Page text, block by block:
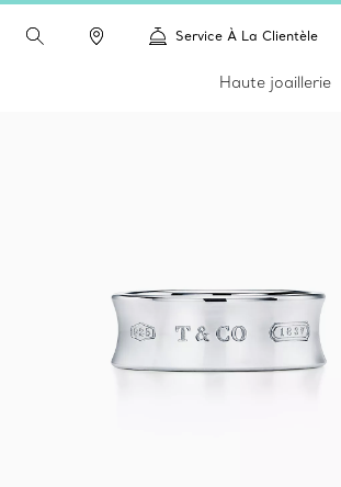
Service À La Clientèle
Haute joaillerie